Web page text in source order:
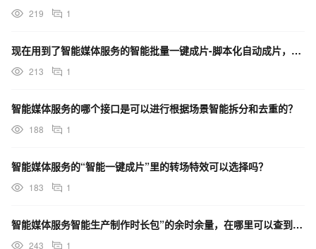
219 1
现在用到了智能媒体服务的智能批量一键成片-脚本化自动成片，是需要升级是吗？
213 1
智能媒体服务的哪个接口是可以进行根据场景智能拆分和去重的？
188 1
智能媒体服务的“智能一键成片”里的转场特效可以选择吗？
183 1
智能媒体服务智能生产制作时长包”的余时余量，在哪里可以查到？在哪续费？
243 1